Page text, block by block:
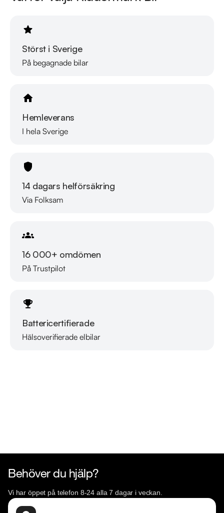
Störst i Sverige
På begagnade bilar
Hemleverans
I hela Sverige
14 dagars helförsäkring
Via Folksam
16 000+ omdömen
På Trustpilot
Battericertifierade
Hälsoverifierade elbilar
Läs mer om oss
Behöver du hjälp?
Vi har öppet på telefon 8-24 alla 7 dagar i veckan.